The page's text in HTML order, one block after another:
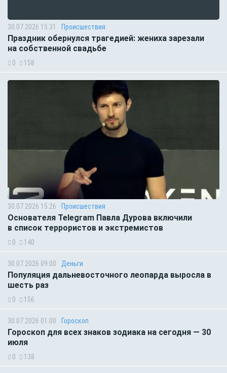
30.07.2026 15:31 Происшествия
Праздник обернулся трагедией: жениха зарезали
на собственной свадьбе
0 158
30.07.2026 15:26 Происшествия
Основателя Telegram Павла Дурова включили
в список террористов и экстремистов
0 140
30.07.2026 09:00 Деньги
Популяция дальневосточного леопарда выросла в
шесть раз
0 156
30.07.2026 01:00 Гороскоп
Гороскоп для всех знаков зодиака на сегодня — 30
июля
0 138